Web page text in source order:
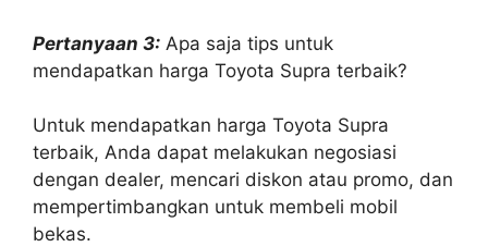
Pertanyaan 3: Apa saja tips untuk
mendapatkan harga Toyota Supra terbaik?
Untuk mendapatkan harga Toyota Supra
terbaik, Anda dapat melakukan negosiasi
dengan dealer, mencari diskon atau promo, dan
mempertimbangkan untuk membeli mobil
bekas.